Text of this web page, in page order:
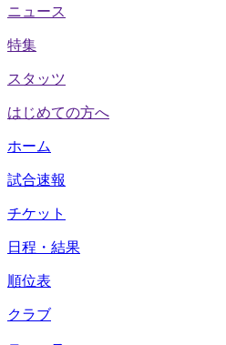
ニュース
特集
スタッツ
はじめての方へ
ホーム
試合速報
チケット
日程・結果
順位表
クラブ